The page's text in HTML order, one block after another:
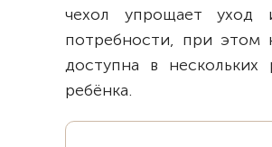
чехол упрощает уход
потребности, при этом
доступна в
ребёнка.